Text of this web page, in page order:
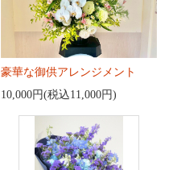
豪華な御供アレンジメント
10,000円(税込11,000円)